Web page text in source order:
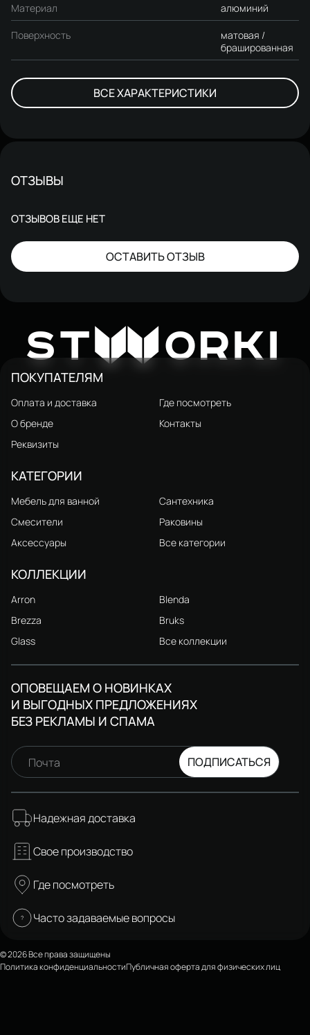
Материал алюминий
Поверхность
матовая /
брашированная
ВСЕ ХАРАКТЕРИСТИКИ
ОТЗЫВЫ
ОТЗЫВОВ ЕЩЕ НЕТ
ОСТАВИТЬ ОТЗЫВ
STW ORKI
ПОКУПАТЕЛЯМ
Оплата и доставка
Где посмотреть
О бренде
Контакты
Реквизиты
КАТЕГОРИИ
Мебель для ванной
Сантехника
Смесители
Раковины
Аксессуары
Все категории
КОЛЛЕКЦИИ
Arron
Blenda
Brezza
Bruks
Glass
Все коллекции
ОПОВЕЩАЕМ О НОВИНКАХ
И ВЫГОДНЫХ ПРЕДЛОЖЕНИЯХ
БЕЗ РЕКЛАМЫ И СПАМА
Почта ПОДПИСАТЬСЯ
Надежная доставка
Свое производство
Где посмотреть
Часто задаваемые вопросы
© 2026 Все права защищены
Политика конфиденциальностиПубличная оферта для физических лиц